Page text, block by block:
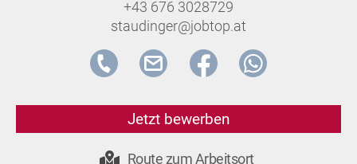
+43 676 3028729
staudinger@jobtop.at
Jetzt bewerben
Route zum Arbeitsort